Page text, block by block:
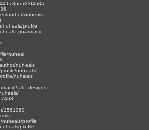
author/nuheals
nuheals/profile
nuheal
nuheals
nuheals/
nuheals
1561060
nuheals/profile
profile